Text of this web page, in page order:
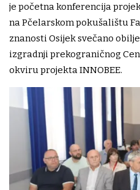
je početna konferencija
na Pčelarskom pokušalištu
znanosti Osijek svečano
izgradnji prekograničnog
okviru projekta INNOBEE.